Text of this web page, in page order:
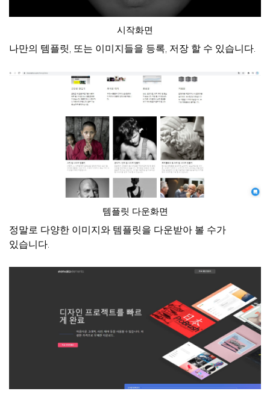
시작화면
나만의 템플릿, 또는 이미지들을 등록, 저장 할 수 있습니다.
템플릿 다운화면
정말로 다양한 이미지와 템플릿을 다운받아 볼 수가
있습니다.